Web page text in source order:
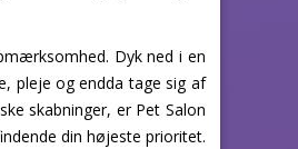
Dyk ned i en
pleje og endda tage sig af
skabninger, er Pet Salon
din højeste prioritet.